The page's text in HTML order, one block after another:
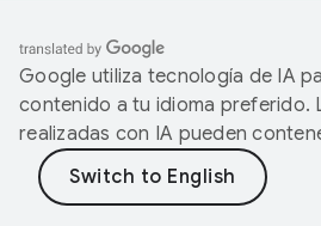
Google utiliza tecnología de IA
contenido a tu idioma preferido.
realizadas con IA pueden